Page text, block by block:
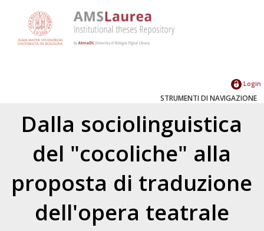
Login
STRUMENTI DI NAVIGAZIONE
Dalla sociolinguistica
del "cocoliche" alla
proposta di traduzione
dell'opera teatrale